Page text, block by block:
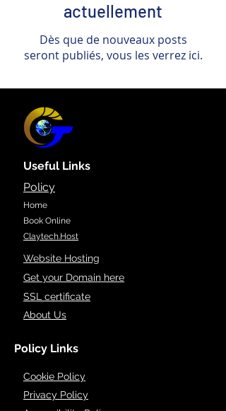
actuellement
Dès que de nouveaux posts
seront publiés, vous les verrez ici.
Useful Links
Policy
Home
Book Online
Claytech.Host
Website Hosting
Get your Domain here
SSL certificate
About Us
Policy Links
Cookie Policy
Privacy Policy